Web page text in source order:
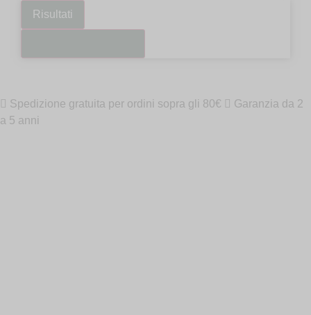
Risultati
Spedizione gratuita per ordini sopra gli 80€
Garanzia da 2
a 5 anni